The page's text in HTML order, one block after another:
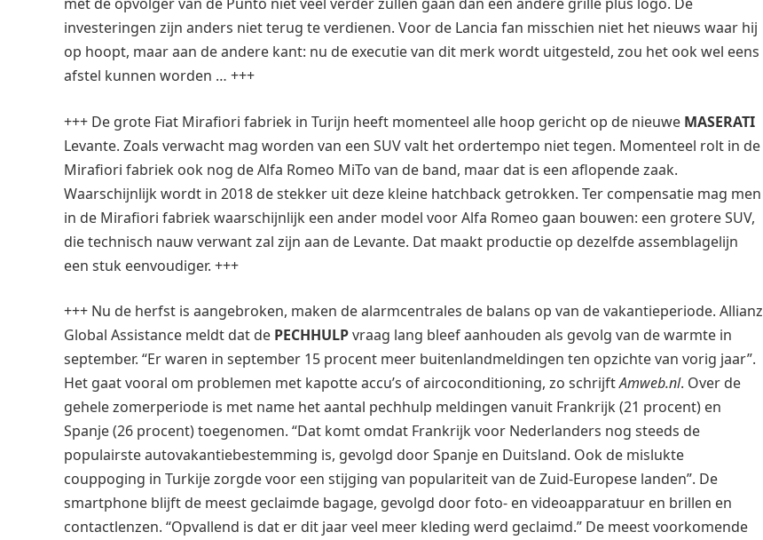
investeringen zijn anders niet terug te verdienen. Voor de Lancia fan misschien niet het nieuws waar hij
op hoopt, maar aan de andere kant: nu de executie van dit merk wordt uitgesteld, zou het ook wel eens
afstel kunnen worden … +++
+++ De grote Fiat Mirafiori fabriek in Turijn heeft momenteel alle hoop gericht op de nieuwe MASERATI
Levante. Zoals verwacht mag worden van een SUV valt het ordertempo niet tegen. Momenteel rolt in de
Mirafiori fabriek ook nog de Alfa Romeo MiTo van de band, maar dat is een aflopende zaak.
Waarschijnlijk wordt in 2018 de stekker uit deze kleine hatchback getrokken. Ter compensatie mag men
in de Mirafiori fabriek waarschijnlijk een ander model voor Alfa Romeo gaan bouwen: een grotere SUV,
die technisch nauw verwant zal zijn aan de Levante. Dat maakt productie op dezelfde assemblagelijn
een stuk eenvoudiger. +++
+++ Nu de herfst is aangebroken, maken de alarmcentrales de balans op van de vakantieperiode. Allianz
Global Assistance meldt dat de PECHHULPvraag lang bleef aanhouden als gevolg van de warmte in
september. “Er waren in september 15 procent meer buitenlandmeldingen ten opzichte van vorig jaar”.
Het gaat vooral om problemen met kapotte accu’s of aircoconditioning, zo schrijftAmweb.nl. Over de
gehele zomerperiode is met name het aantal pechhulp meldingen vanuit Frankrijk (21 procent) en
Spanje (26 procent) toegenomen. “Dat komt omdat Frankrijk voor Nederlanders nog steeds de
populairste autovakantiebestemming is, gevolgd door Spanje en Duitsland. Ook de mislukte
couppoging in Turkije zorgde voor een stijging van populariteit van de Zuid-Europese landen”. De
smartphone blijft de meest geclaimde bagage, gevolgd door foto- en videoapparatuur en brillen en
contactlenzen. “Opvallend is dat er dit jaar veel meer kleding werd geclaimd.” De meest voorkomende